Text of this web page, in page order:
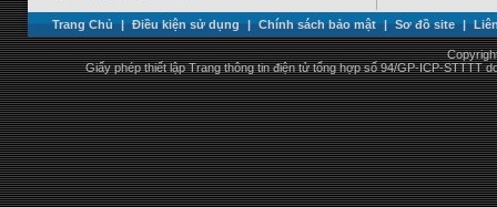
Trang Chủ | Điều kiện sử dụng | Chính sách bảo mật | Sơ đồ site |
Giấy phép thiết lập Trang thông tin điện tử tổng hợp số 94/GP-ICP-STTTT